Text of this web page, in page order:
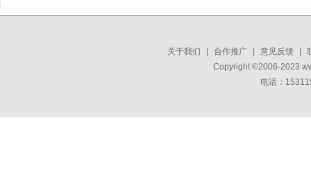
关于我们 合作推广 意见反馈
Copyright ©2006-2023
电话：